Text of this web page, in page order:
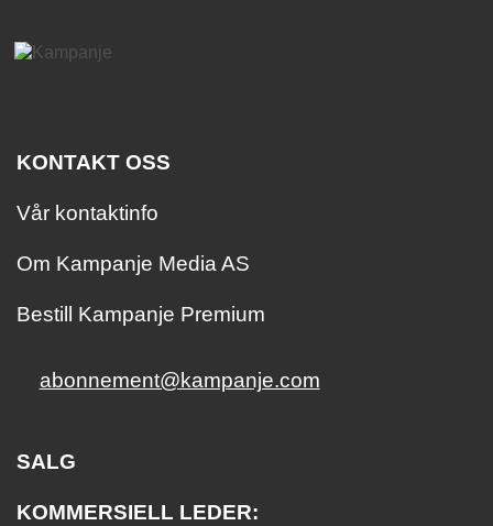
KONTAKT OSS
Vår kontaktinfo
Om Kampanje Media AS
Bestill Kampanje Premium
abonnement@kampanje.com
SALG
KOMMERSIELL LEDER: